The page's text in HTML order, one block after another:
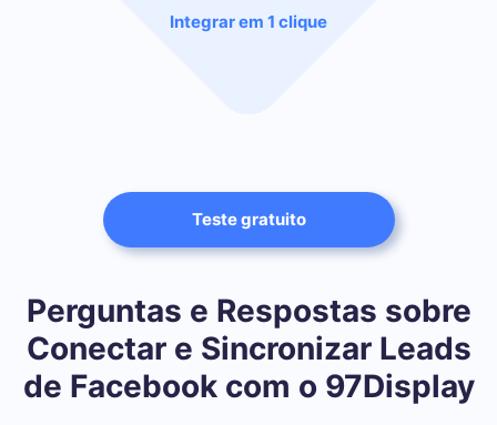
Integrar em 1 clique
Teste gratuito
Perguntas e Respostas sobre
Conectar e Sincronizar Leads
de Facebook com o 97Display